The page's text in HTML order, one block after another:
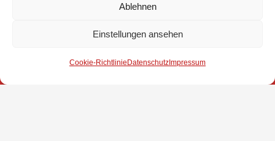
Ablehnen
Einstellungen ansehen
Cookie-Richtlinie Datenschutz Impressum
Impressum